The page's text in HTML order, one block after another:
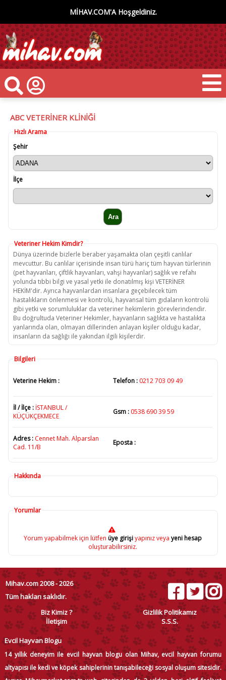
MİHAV.COM'A Hoşgeldiniz.
ABC VETERİNER KLİNİĞİ
Hızlı Arama
Şehir
İlçe
Veteriner Hekim Kimdir?
Dünya üzerinde bizlerle beraber yaşamakta olan çeşitli canlılar
mevcuttur. Bu canlılar içerisinde insan türü hariç tüm hayvan türlerinin
(pet hayvanları, çiftlik hayvanları, vahşi hayvanlar) sağlık ve refahı
yolunda tıbbi bilgi ve yasal yetki ile donatılmış kişi VETERİNER
HEKİM'dir. Ayrıca hayvanlardan insanlara geçebilecek tüm
hastalıkların önlenmesi ve kontrolü, hayvansal tüm gıdaların kontrolü
gibi yetki ve sorumluluklar da veteriner hekimlerin görevlerindendir.
Bu doğrultuda Veteriner Hekimler, hayvanların sağlıkta ve hastalıkta
yanlarında olan, olmayan dillerinden anlayan kişiler olduğu kadar,
insanların da sağlığı ile yakından ilgili kişilerdir.
Bilgileri
Veterine Hekim : Telefon : 0212 703 09 49
İl / İlçe : İSTANBUL /
KÜÇÜKÇEKMECE
Gsm : 0538 690 39 59
Adres : Cennet Mah. Alparslan
Cad. 11/B
Eposta :
Hakkında
Yorumlar
Yorum yapabilmek için lütfen üye girişiyapınız veya yeni hesap
oluşturabilirsiniz.
Mihav.com 2008 - 2026
Tüm hakları saklıdır.
Biz Kimiz ?
Gizlilik Politikamız
İletişim
S.S.S.
Evcil Hayvan Blogu
14 yıllık deneyim ile evcil hayvan blogu olan Mihav, evcil hayvan forumu
altyapısı ile kedi ve köpek sahiplerinin tanışabileceği sosyal oluşum sitesidir.